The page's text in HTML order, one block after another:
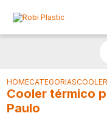
HOMECATEGORIAS
Cooler térmico
Paulo